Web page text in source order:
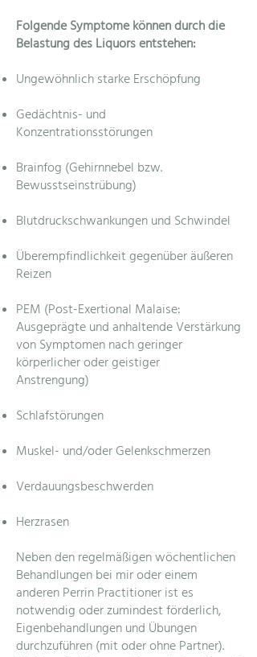
Folgende Symptome können durch die
Belastung des Liquors entstehen:
Ungewöhnlich starke Erschöpfung
Gedächtnis- und
Konzentrationsstörungen
Brainfog (Gehirnnebel bzw.
Bewusstseinstrübung)
Blutdruckschwankungen und Schwindel
Überempfindlichkeit gegenüber äußeren
Reizen
PEM (Post-Exertional Malaise:
Ausgeprägte und anhaltende Verstärkung
von Symptomen nach geringer
körperlicher oder geistiger
Anstrengung)
Schlafstörungen
Muskel- und/oder Gelenkschmerzen
Verdauungsbeschwerden
Herzrasen
Neben den regelmäßigen wöchentlichen
Behandlungen bei mir oder einem
anderen Perrin Practitioner ist es
notwendig oder zumindest förderlich,
Eigenbehandlungen und Übungen
durchzuführen (mit oder ohne Partner).